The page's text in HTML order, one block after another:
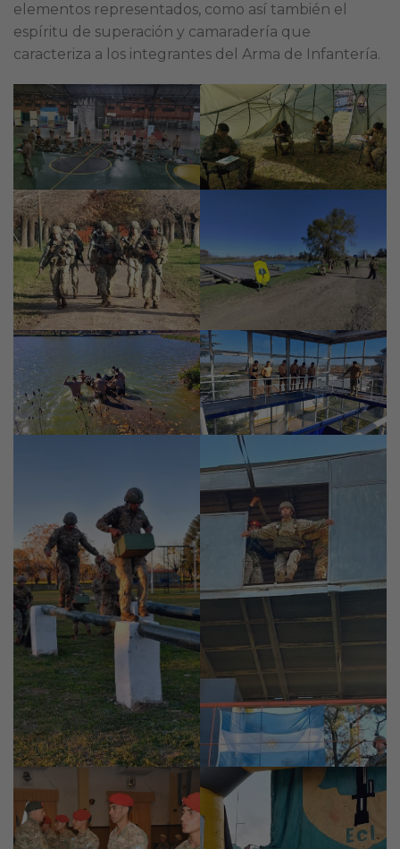
elementos representados, como así también el
espíritu de superación y camaradería que
caracteriza a los integrantes del Arma de Infantería.